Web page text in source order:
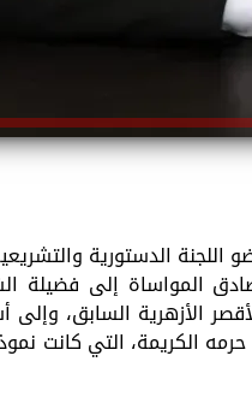
الدستورية
المواساة إلى فضيلة
الأزهرية السابق،
الكريمة، التي كانت